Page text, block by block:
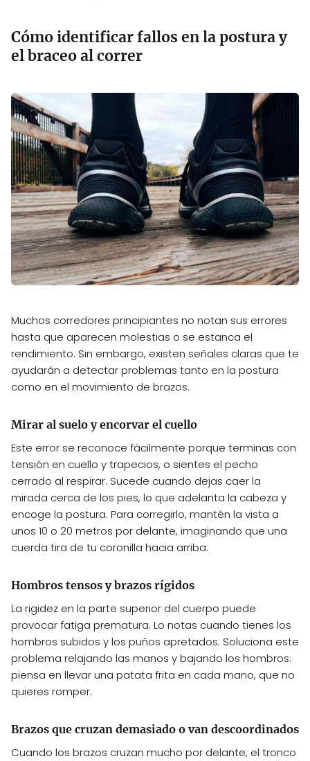
Cómo identificar fallos en la postura y
el braceo al correr
Muchos corredores principiantes no notan sus errores
hasta que aparecen molestias o se estanca el
rendimiento. Sin embargo, existen señales claras que te
ayudarán a detectar problemas tanto en la postura
como en el movimiento de brazos.
Mirar al suelo y encorvar el cuello
Este error se reconoce fácilmente porque terminas con
tensión en cuello y trapecios, o sientes el pecho
cerrado al respirar. Sucede cuando dejas caer la
mirada cerca de los pies, lo que adelanta la cabeza y
encoge la postura. Para corregirlo, mantén la vista a
unos 10 o 20 metros por delante, imaginando que una
cuerda tira de tu coronilla hacia arriba.
Hombros tensos y brazos rígidos
La rigidez en la parte superior del cuerpo puede
provocar fatiga prematura. Lo notas cuando tienes los
hombros subidos y los puños apretados. Soluciona este
problema relajando las manos y bajando los hombros:
piensa en llevar una patata frita en cada mano, que no
quieres romper.
Brazos que cruzan demasiado o van descoordinados
Cuando los brazos cruzan mucho por delante, el tronco